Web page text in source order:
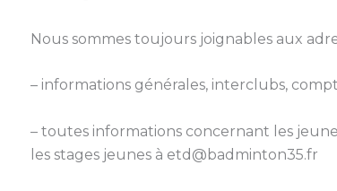
Nous sommes toujours joignables aux
– informations générales, interclubs,
– toutes informations concernant les
les stages jeunes à etd@badminton35.fr